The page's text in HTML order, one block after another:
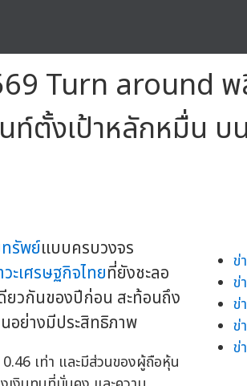
Turn around
ท์ตั้งเป้าหลักหมื่น
รัพย์แบบครบวงจร
วะเศรษฐกิจไทยที่ยังชะลอ
ยวกันของปีก่อน สะท้อนถึง
อย่างมีประสิทธิภาพ
เท่า และมีส่วนของผู้ถือหุ้น
ข่
ข่
ข่
ข่
ข่